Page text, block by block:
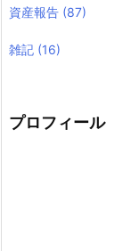
資産報告 (87)
雑記 (16)
プロフィール